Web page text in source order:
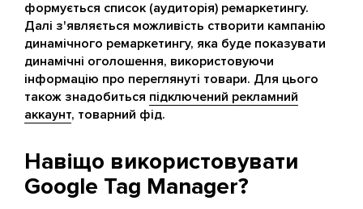
формується список (аудиторія) ремаркетингу.
Далі з'являється можливість створити кампанію
динамічного ремаркетингу, яка буде показувати
динамічні оголошення, використовуючи
інформацію про переглянуті товари. Для цього
також знадобиться підключений рекламний
аккаунт, товарний фід.
Навіщо використовувати
Google Tag Manager?